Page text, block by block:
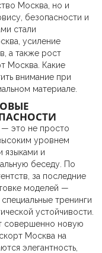
Москва, но и
безопасности и
стали
усиление
а также рост
Москва. Какие
внимание при
материале.
это не просто
уровнем
языками и
беседу. По
за последние
моделей —
тренинги
устойчивости.
совершенно новую
Москва на
элегантность,